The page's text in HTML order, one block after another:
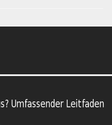
Umfassender Leitfaden